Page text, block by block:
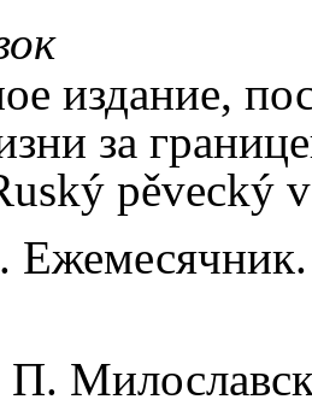
издание,
за
pěvecký
Ежемесячник.
П.